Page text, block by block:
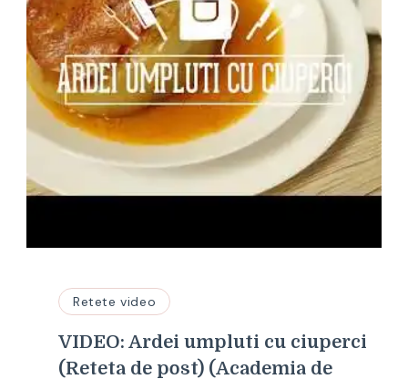
Retete video
VIDEO: Ardei umpluti cu ciuperci
(Reteta de post) (Academia de